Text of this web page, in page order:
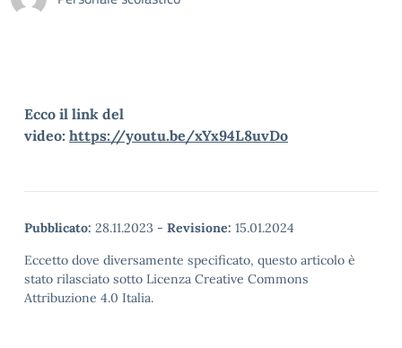
Ecco il link del
video: https://youtu.be/xYx94L8uvDo
Pubblicato: 28.11.2023 - Revisione: 15.01.2024
Eccetto dove diversamente specificato, questo articolo è
stato rilasciato sotto Licenza Creative Commons
Attribuzione 4.0 Italia.